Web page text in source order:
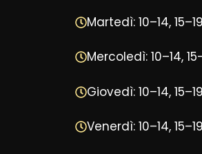
Martedì: 10–14,
Mercoledì: 10–14,
Giovedì: 10–14,
Venerdì: 10–14,